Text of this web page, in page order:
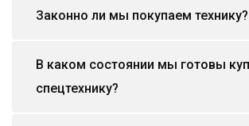
Законно ли мы покупаем технику?
В каком состоянии мы готовы
спецтехнику?